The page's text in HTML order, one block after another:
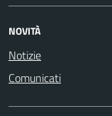
NOVITÀ
Notizie
Comunicati